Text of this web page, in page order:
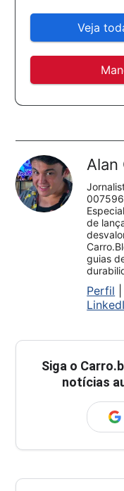
Veja
Alan
de
guias
Perfil
Siga o
notícias